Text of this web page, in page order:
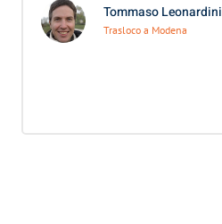
Tommaso Leonardini
Trasloco a Modena